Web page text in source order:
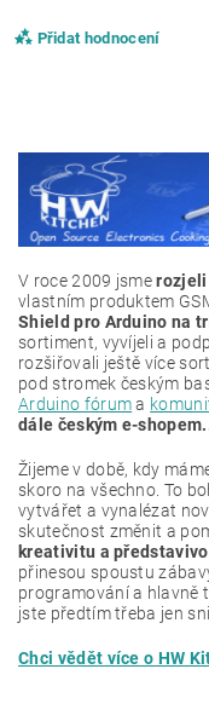
Přidat hodnocení
V roce 2009 jsmerozjeli
vlastním produktem
Shield pro Arduino na
sortiment, vyvíjeli a
rozšiřovali ještě více
pod stromek českým
Arduino fóruma
dále českým e-
Žijeme v době, kdy
skoro na všechno. To
vytvářet a vynalézat
skutečnost změnit a
kreativitu a
přinesou spoustu
programování a hlavně
jste předtím třeba jen
Chci vědět více o HW